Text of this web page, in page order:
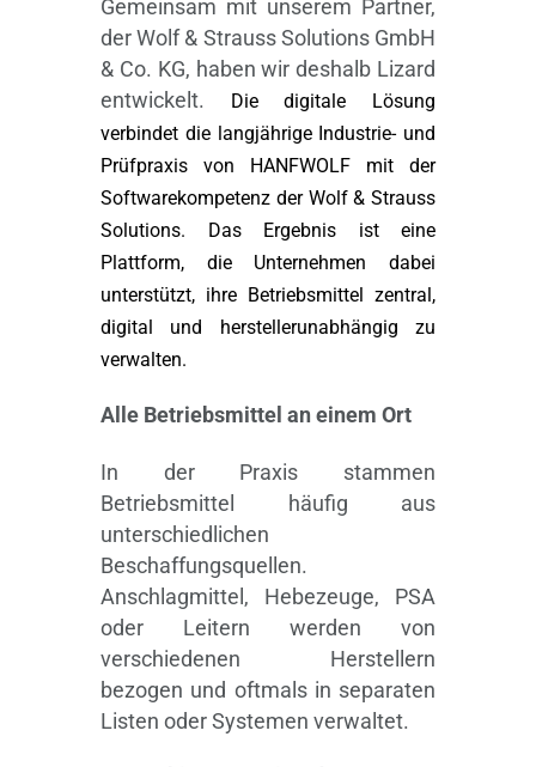
Gemeinsam mit unserem Partner,
der Wolf & Strauss Solutions GmbH
& Co. KG, haben wir deshalb Lizard
entwickelt.
Die digitale Lösung
verbindet die langjährige Industrie- und
Prüfpraxis von HANFWOLF mit der
Softwarekompetenz der Wolf & Strauss
Solutions. Das Ergebnis ist eine
Plattform, die Unternehmen dabei
unterstützt, ihre Betriebsmittel zentral,
digital und herstellerunabhängig zu
verwalten.
Alle Betriebsmittel an einem Ort
In der Praxis stammen
Betriebsmittel häufig aus
unterschiedlichen
Beschaffungsquellen.
Anschlagmittel, Hebezeuge, PSA
oder Leitern werden von
verschiedenen Herstellern
bezogen und oftmals in separaten
Listen oder Systemen verwaltet.